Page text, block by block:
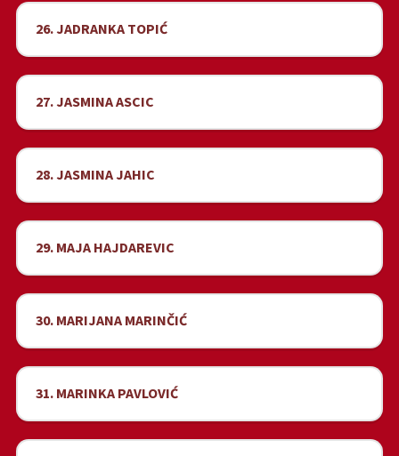
26. JADRANKA TOPIĆ
27. JASMINA ASCIC
28. JASMINA JAHIC
29. MAJA HAJDAREVIC
30. MARIJANA MARINČIĆ
31. MARINKA PAVLOVIĆ